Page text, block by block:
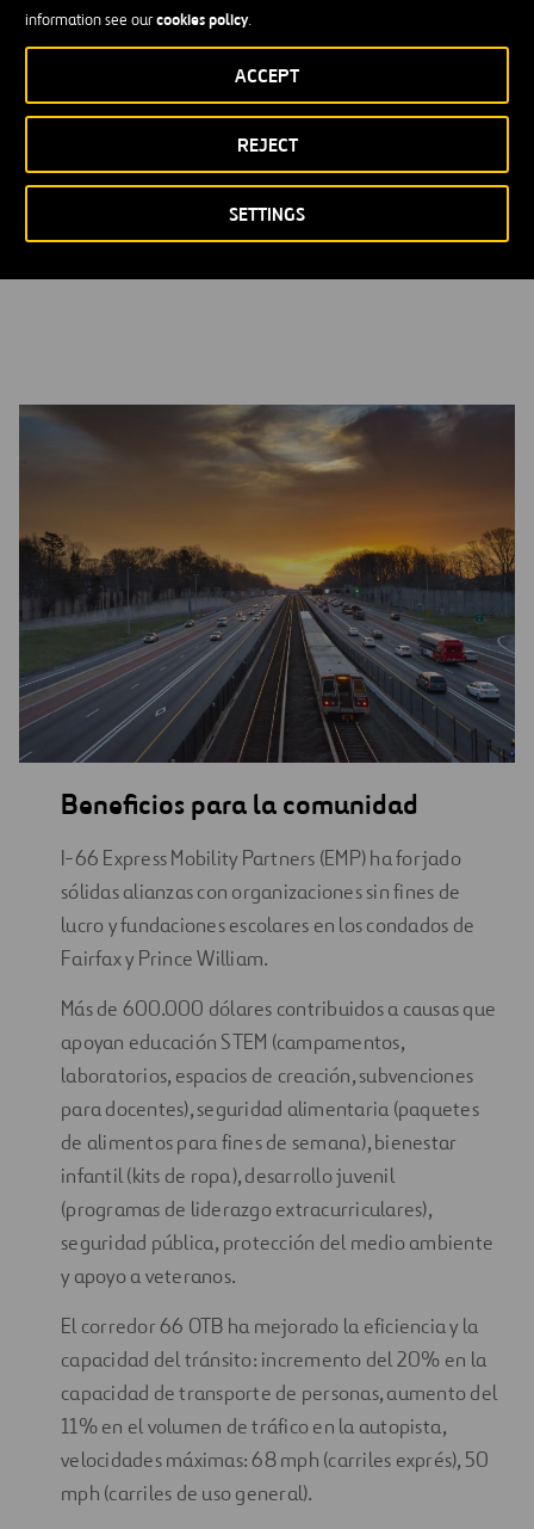
information see ourcookies policy.
SETTINGS
REJECT
ACCEPT
directo a los carriles exprés.
340 millones de dólares (VAN) en apoyo financiero al
transporte público durante la vigencia del contrato.
demanda de transporte (TDM) y más de 18 millas de senderos
para ciclistas y peatones, incluido el 66 Parallel Trail, de 11
millas de longitud.
Beneficios para la comunidad
I-66 Express Mobility Partners (EMP) ha forjado
sólidas alianzas con organizaciones sin fines de
lucro y fundaciones escolares en los condados de
Fairfax y Prince William.
Más de 600.000 dólares contribuidos a causas que
apoyan educación STEM (campamentos,
laboratorios, espacios de creación, subvenciones
para docentes), seguridad alimentaria (paquetes
de alimentos para fines de semana), bienestar
infantil (kits de ropa), desarrollo juvenil
(programas de liderazgo extracurriculares),
seguridad pública, protección del medio ambiente
y apoyo a veteranos.
El corredor 66 OTB ha mejorado la eficiencia y la
capacidad del tránsito: incremento del 20% en la
capacidad de transporte de personas, aumento del
11% en el volumen de tráfico en la autopista,
velocidades máximas: 68 mph (carriles exprés), 50
mph (carriles de uso general).